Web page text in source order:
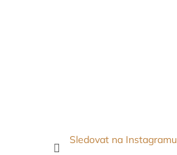
Sledovat na Instagramu